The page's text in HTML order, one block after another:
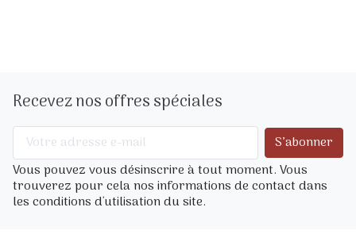
Recevez nos offres spéciales
Vous pouvez vous désinscrire à tout moment. Vous
trouverez pour cela nos informations de contact dans
les conditions d'utilisation du site.